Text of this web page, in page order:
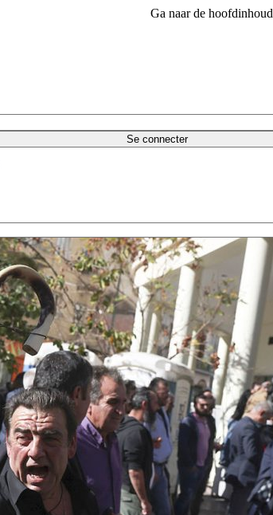
Ga naar de hoofdinhoud
Se connecter